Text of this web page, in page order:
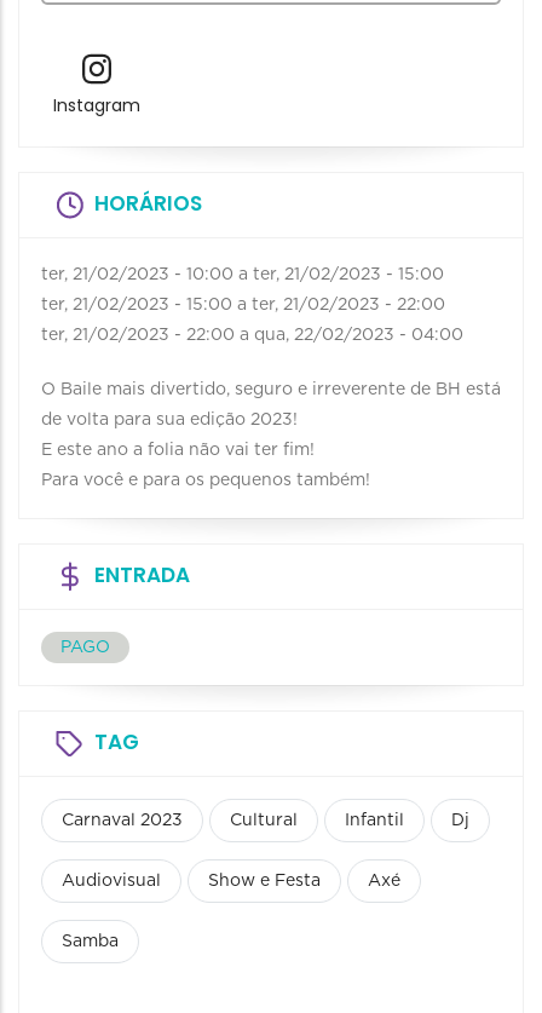
Instagram
HORÁRIOS
ter, 21/02/2023 - 10:00 a ter, 21/02/2023 - 15:00
ter, 21/02/2023 - 15:00 a ter, 21/02/2023 - 22:00
ter, 21/02/2023 - 22:00 a qua, 22/02/2023 - 04:00
O Baile mais divertido, seguro e irreverente de BH está
de volta para sua edição 2023!
E este ano a folia não vai ter fim!
Para você e para os pequenos também!
ENTRADA
PAGO
TAG
Carnaval 2023 Cultural Infantil Dj
Audiovisual Show e Festa Axé
Samba